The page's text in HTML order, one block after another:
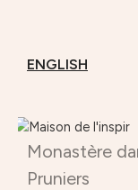
ENGLISH
Monastère
Pruniers